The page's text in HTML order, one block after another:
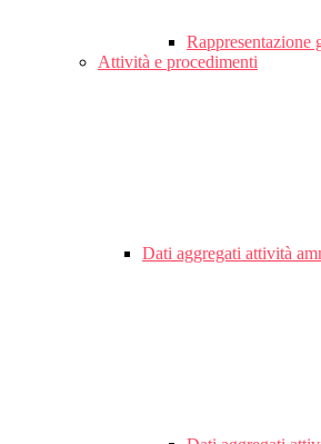
Rappresentazione
Attività e procedimenti
Dati aggregati attività